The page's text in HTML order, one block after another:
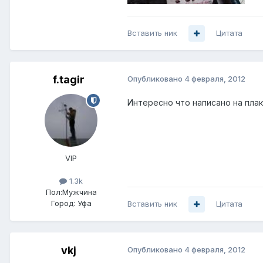
Вставить ник Цитата
f.tagir
VIP
1.3k
Пол:Мужчина
Город: Уфа
Опубликовано 4 февраля, 2012
Интересно что написано на
Вставить ник Цитата
vkj Опубликовано 4 февраля, 2012